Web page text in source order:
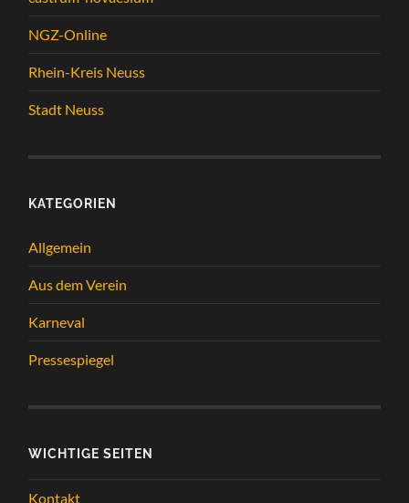
NGZ-Online
Rhein-Kreis Neuss
Stadt Neuss
KATEGORIEN
Allgemein
Aus dem Verein
Karneval
Pressespiegel
WICHTIGE SEITEN
Kontakt